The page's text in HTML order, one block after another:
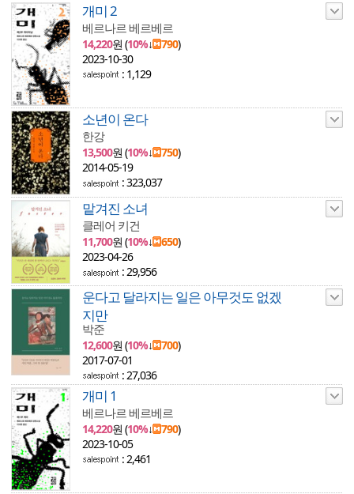
개미 2
베르나르 베르베르
14,220원 (10%↓ 790)
2023-10-30
: 1,129
소년이 온다
한강
13,500원 (10%↓ 750)
2014-05-19
: 323,037
맡겨진 소녀
클레어 키건
11,700원 (10%↓ 650)
2023-04-26
: 29,956
운다고 달라지는 일은 아무것도 없겠
지만
박준
12,600원 (10%↓ 700)
2017-07-01
: 27,036
개미 1
베르나르 베르베르
14,220원 (10%↓ 790)
2023-10-05
: 2,461